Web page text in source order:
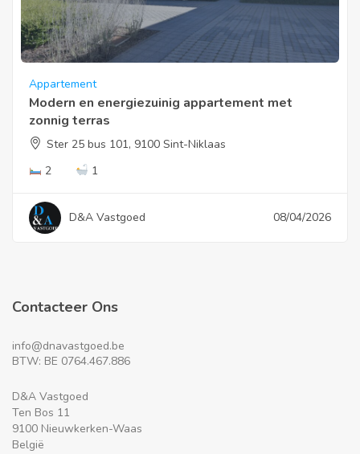
Appartement
Modern en energiezuinig appartement met
zonnig terras
Ster 25 bus 101, 9100 Sint-Niklaas
2
1
D&A Vastgoed 08/04/2026
Contacteer Ons
info@dnavastgoed.be
BTW: BE 0764.467.886
D&A Vastgoed
Ten Bos 11
9100 Nieuwkerken-Waas
België